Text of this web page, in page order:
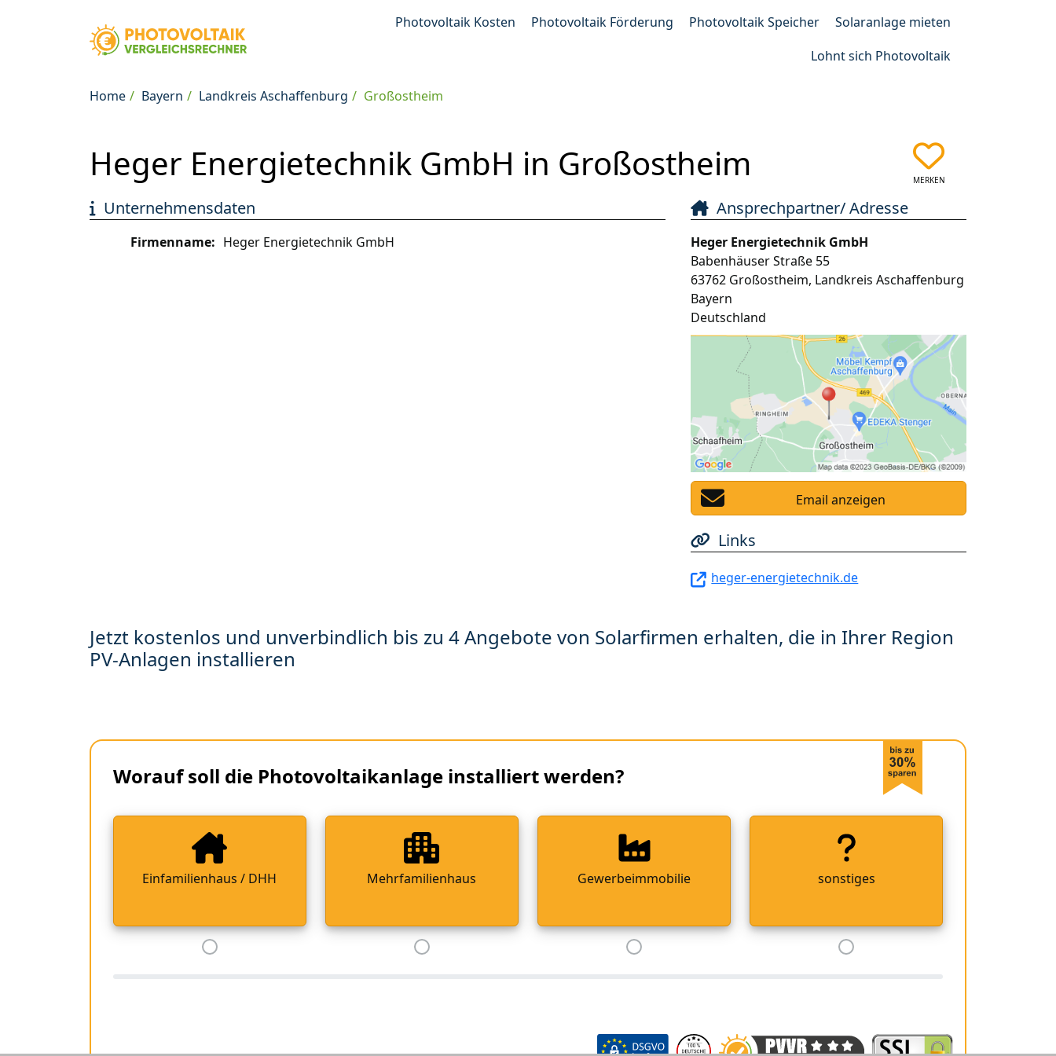
Photovoltaik Kosten Photovoltaik Förderung Photovoltaik Speicher
Solaranlage mieten
Lohnt sich Photovoltaik
Home Bayern Landkreis Aschaffenburg Großostheim
Heger Energietechnik GmbH in Großostheim MERKEN
Unternehmensdaten
Firmenname: Heger Energietechnik GmbH
Ansprechpartner/ Adresse
Heger Energietechnik GmbH
Babenhäuser Straße 55
63762 Großostheim, Landkreis Aschaffenburg
Bayern
Deutschland
Email anzeigen
Links
heger-energietechnik.de
Jetzt kostenlos und unverbindlich bis zu 4 Angebote von Solarfirmen erhalten, die in Ihrer Region
PV-Anlagen installieren
Worauf soll die Photovoltaikanlage installiert werden?
Einfamilienhaus / DHH Mehrfamilienhaus Gewerbeimmobilie sonstiges